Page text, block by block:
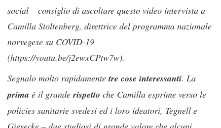
social – consiglio di ascoltare questo video intervista a
Camilla Stoltenberg, direttrice del programma nazionale
norvegese su COVID-19
(https://youtu.be/j2ewxCPtw7w).
Segnalo molto rapidamentetre cose interessanti. La
prima è il granderispetto che Camilla esprime verso le
policies sanitarie svedesi ed i loro ideatori, Tegnell e